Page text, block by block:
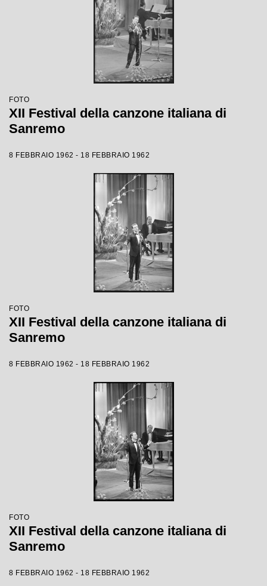
FOTO
XII Festival della canzone italiana di
Sanremo
8 FEBBRAIO 1962 - 18 FEBBRAIO 1962
FOTO
XII Festival della canzone italiana di
Sanremo
8 FEBBRAIO 1962 - 18 FEBBRAIO 1962
FOTO
XII Festival della canzone italiana di
Sanremo
8 FEBBRAIO 1962 - 18 FEBBRAIO 1962